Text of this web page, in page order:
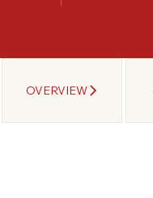
OVERVIEW